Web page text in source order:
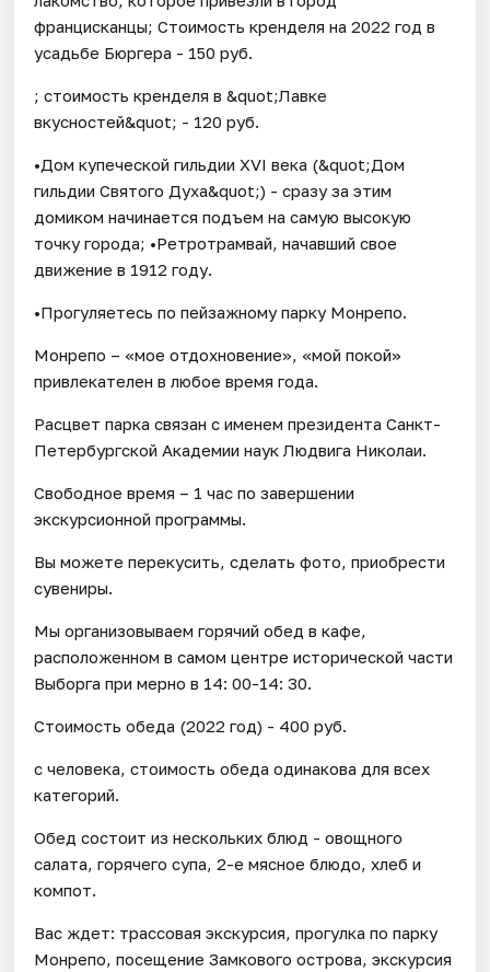
францисканцы; Стоимость кренделя на 2022 год в
усадьбе Бюргера - 150 руб.
; стоимость кренделя в &quot;Лавке
вкусностей&quot; - 120 руб.
•Дом купеческой гильдии XVI века (&quot;Дом
гильдии Святого Духа&quot;) - сразу за этим
домиком начинается подъем на самую высокую
точку города; •Ретротрамвай, начавший свое
движение в 1912 году.
•Прогуляетесь по пейзажному парку Монрепо.
Монрепо – «мое отдохновение», «мой покой»
привлекателен в любое время года.
Расцвет парка связан с именем президента Санкт-
Петербургской Академии наук Людвига Николаи.
Свободное время – 1 час по завершении
экскурсионной программы.
Вы можете перекусить, сделать фото, приобрести
сувениры.
Мы организовываем горячий обед в кафе,
расположенном в самом центре исторической части
Выборга при мерно в 14: 00-14: 30.
Стоимость обеда (2022 год) - 400 руб.
с человека, стоимость обеда одинакова для всех
категорий.
Обед состоит из нескольких блюд - овощного
салата, горячего супа, 2-е мясное блюдо, хлеб и
компот.
Вас ждет: трассовая экскурсия, прогулка по парку
Монрепо, посещение Замкового острова, экскурсия